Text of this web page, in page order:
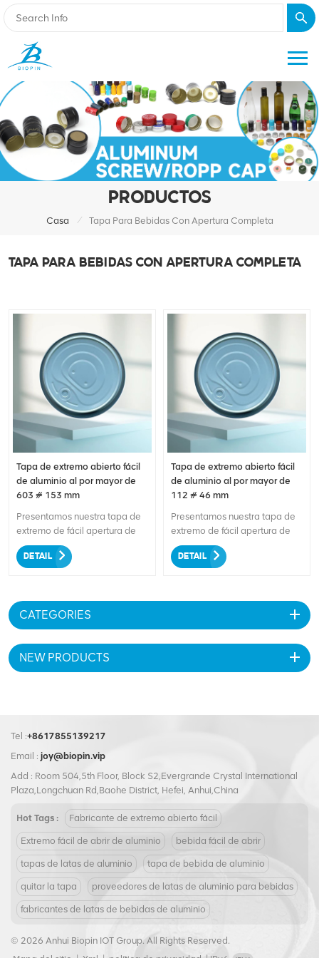
PRODUCTOS
Casa / Tapa Para Bebidas Con Apertura Completa
TAPA PARA BEBIDAS CON APERTURA COMPLETA
Tapa de extremo abierto fácil
de aluminio al por mayor de
603 # 153 mm
Presentamos nuestra tapa de
extremo de fácil apertura de
aluminio 603# 153 mm al por
mayor. Esta tapa premium está
tamaño. Fabricado en aluminio
resistente, garantiza una
conservación y seguridad
óptimas de sus productos
envasados. Con un diámetro
de 153 mm, cabe sin esfuerzo
industriales, proporciona una
solución de sellado confiable
de alimentos y bebidas a
granel.
DETAIL
Tapa de extremo abierto fácil
de aluminio al por mayor de
112 # 46 mm
Presentamos nuestra tapa de
extremo de fácil apertura de
aluminio de 112 # 46 mm al
por mayor. Esta tapa de alta
productos enlatados.
duradero, garantiza una
frescura y protección óptimas.
encaja perfectamente en una
bebidas, ofrece una solución
DETAIL
CATEGORIES
NEW PRODUCTS
Tel :+8617855139217
Email : joy@biopin.vip
Add : Room 504,5th Floor, Block S2,Evergrande Crystal International
Plaza,Longchuan Rd,Baohe District, Hefei, Anhui,China
Hot Tags : Fabricante de extremo abierto fácil
Extremo fácil de abrir de aluminio bebida fácil de abrir
tapas de latas de aluminio tapa de bebida de aluminio
quitar la tapa proveedores de latas de aluminio para bebidas
fabricantes de latas de bebidas de aluminio
© 2026 Anhui Biopin IOT Group. All Rights Reserved.